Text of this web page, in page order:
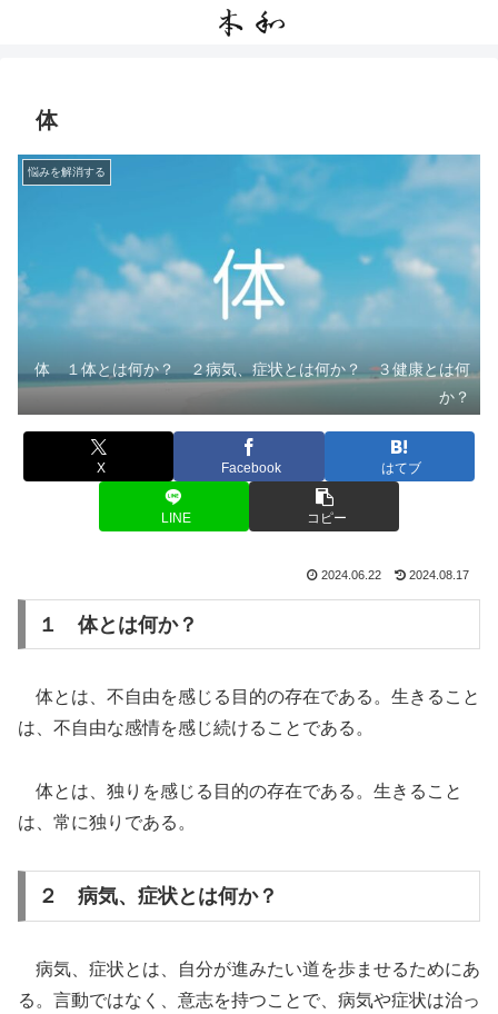
体
悩みを解消する
体 １体とは何か？ ２病気、症状とは何か？ ３健康とは何
か？
X Facebook はてブ
LINE コピー
2024.06.22 2024.08.17
１ 体とは何か？
体とは、不自由を感じる目的の存在である。生きること
は、不自由な感情を感じ続けることである。
体とは、独りを感じる目的の存在である。生きること
は、常に独りである。
２ 病気、症状とは何か？
病気、症状とは、自分が進みたい道を歩ませるためにあ
る。言動ではなく、意志を持つことで、病気や症状は治っ